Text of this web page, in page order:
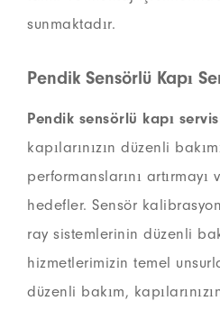
sunmaktadır.
Pendik Sensörlü Kapı
Pendik sensörlü kapı
kapılarınızın düzenli
performanslarını artırmayı
hedefler. Sensör
ray sistemlerinin düzenli
hizmetlerimizin temel
düzenli bakım,